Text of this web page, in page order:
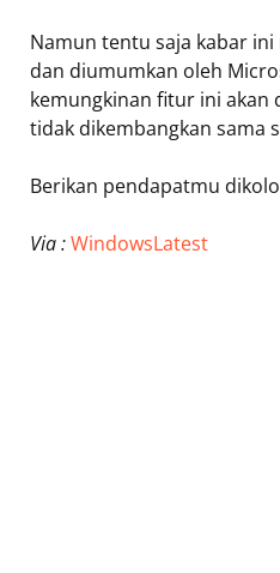
Namun tentu saja kabar
dan diumumkan oleh
kemungkinan fitur ini akan
tidak dikembangkan sama
Berikan pendapatmu
Via :WindowsLatest